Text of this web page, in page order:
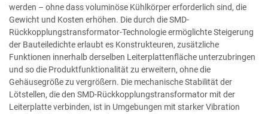
werden – ohne dass voluminöse Kühlkörper erforderlich sind, die
Gewicht und Kosten erhöhen. Die durch die SMD-
Rückkopplungstransformator-Technologie ermöglichte Steigerung
der Bauteiledichte erlaubt es Konstrukteuren, zusätzliche
Funktionen innerhalb derselben Leiterplattenfläche unterzubringen
und so die Produktfunktionalität zu erweitern, ohne die
Gehäusegröße zu vergrößern. Die mechanische Stabilität der
Lötstellen, die den SMD-Rückkopplungstransformator mit der
Leiterplatte verbinden, ist in Umgebungen mit starker Vibration